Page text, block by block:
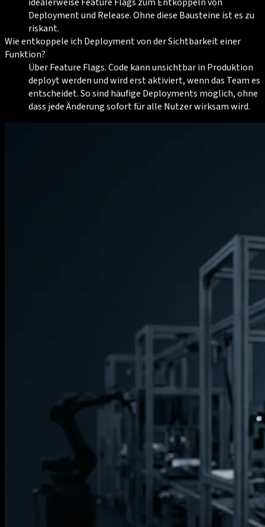
Deployment und Release. Ohne diese Bausteine ist es zu
riskant.
Wie entkoppele ich Deployment von der Sichtbarkeit einer
Funktion?
Über Feature Flags. Code kann unsichtbar in Produktion
deployt werden und wird erst aktiviert, wenn das Team es
entscheidet. So sind häufige Deployments möglich, ohne
dass jede Änderung sofort für alle Nutzer wirksam wird.